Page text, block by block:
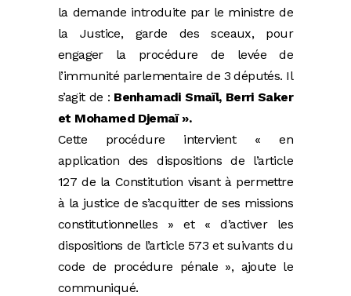
la demande introduite par le ministre de
la Justice, garde des sceaux, pour
engager la procédure de levée de
l’immunité parlementaire de 3 députés. Il
s’agit de : Benhamadi Smaïl, Berri Saker
et Mohamed Djemaï ».
Cette procédure intervient « en
application des dispositions de l’article
127 de la Constitution visant à permettre
à la justice de s’acquitter de ses missions
constitutionnelles » et « d’activer les
dispositions de l’article 573 et suivants du
code de procédure pénale », ajoute le
communiqué.